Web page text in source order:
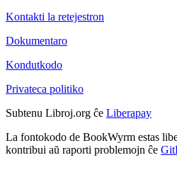
Kontakti la retejestron
Dokumentaro
Kondutkodo
Privateca politiko
Subtenu Libroj.org ĉe Liberapay
La fontokodo de BookWyrm estas
kontribui aŭ raporti problemojn ĉe